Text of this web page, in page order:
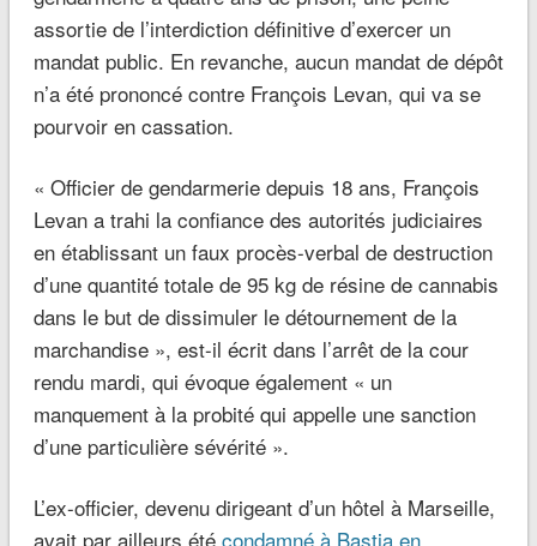
assortie de l’interdiction définitive d’exercer un
mandat public. En revanche, aucun mandat de dépôt
n’a été prononcé contre François Levan, qui va se
pourvoir en cassation.
« Officier de gendarmerie depuis 18 ans, François
Levan a trahi la confiance des autorités judiciaires
en établissant un faux procès-verbal de destruction
d’une quantité totale de 95 kg de résine de cannabis
dans le but de dissimuler le détournement de la
marchandise », est-il écrit dans l’arrêt de la cour
rendu mardi, qui évoque également « un
manquement à la probité qui appelle une sanction
d’une particulière sévérité ».
L’ex-officier, devenu dirigeant d’un hôtel à Marseille,
avait par ailleurs été condamné à Bastia en